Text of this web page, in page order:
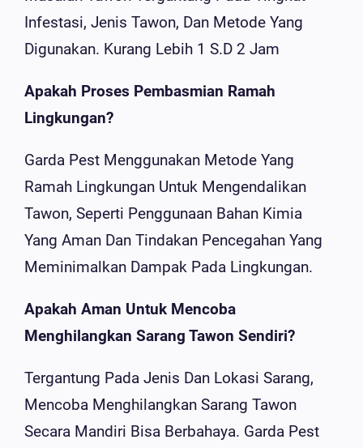
Infestasi, Jenis Tawon, Dan Metode Yang
Digunakan. Kurang Lebih 1 S.d 2 Jam
Apakah Proses Pembasmian Ramah
Lingkungan?
Garda Pest Menggunakan Metode Yang
Ramah Lingkungan Untuk Mengendalikan
Tawon, Seperti Penggunaan Bahan Kimia
Yang Aman Dan Tindakan Pencegahan Yang
Meminimalkan Dampak Pada Lingkungan.
Apakah Aman Untuk Mencoba
Menghilangkan Sarang Tawon Sendiri?
Tergantung Pada Jenis Dan Lokasi Sarang,
Mencoba Menghilangkan Sarang Tawon
Secara Mandiri Bisa Berbahaya. Garda Pest